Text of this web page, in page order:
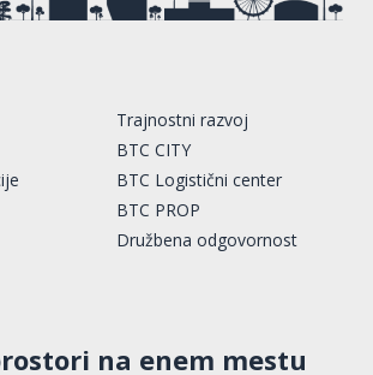
Trajnostni razvoj
BTC CITY
BTC Logistični center
BTC PROP
Družbena odgovornost
na enem mestu